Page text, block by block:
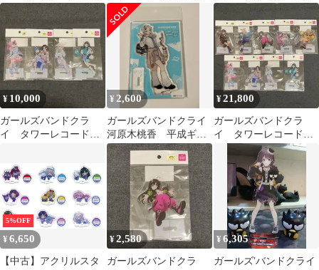
ジ リン ハンギョド
04.海老塚智×クロミ(コ
ラボイラスト) アクリ
ルスタンド 「ガールズ
バンドクライ×サンリオ
キャラクターズ POP-
UP SHOP」
07.リン×ハンギョドン
(コラボイラスト) アク
リルスタンド 「ガール
ズバンドクライ×サンリ
オキャラクターズ POP-
UP SHOP」
¥ 10,000
ガールズバンドクラ
イ タワーレコード
¥ 2,600
ガールズバンドクライ
河原木桃香 平成ギャ
ルアクリルスタンド
¥21,800
ガールズバンドクラ
イ タワーレコード
サンリオ アクリルス
タンド 全9種セット
5%OFF
¥6,650
【中古】アクリルスタ
¥2,580
ガールズバンドクラ
¥6,305
ガールズ'バンドクライ